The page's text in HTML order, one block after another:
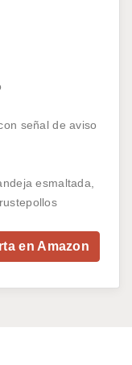
señal de aviso
esmaltada,
en Amazon